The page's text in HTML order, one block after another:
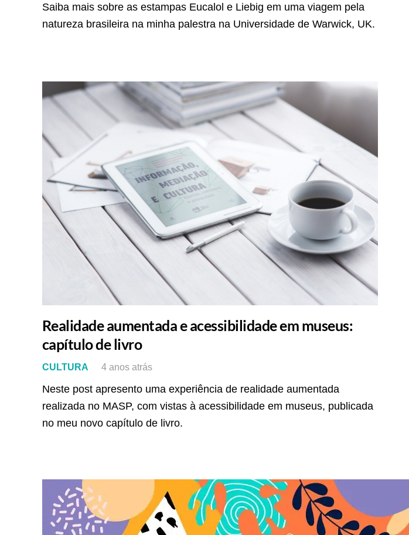
Saiba mais sobre as estampas Eucalol e Liebig em uma viagem pela
natureza brasileira na minha palestra na Universidade de Warwick, UK.
Realidade aumentada e acessibilidade em museus:
capítulo de livro
CULTURA 4 anos atrás
Neste post apresento uma experiência de realidade aumentada
realizada no MASP, com vistas à acessibilidade em museus, publicada
no meu novo capítulo de livro.